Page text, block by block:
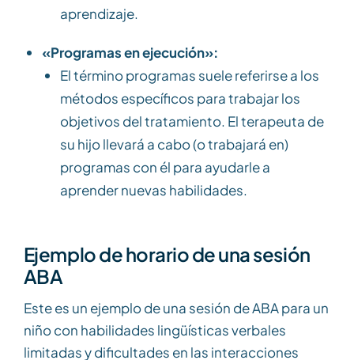
aprendizaje.
«Programas en ejecución»:
El término programas suele referirse a los
métodos específicos para trabajar los
objetivos del tratamiento. El terapeuta de
su hijo llevará a cabo (o trabajará en)
programas con él para ayudarle a
aprender nuevas habilidades.
Ejemplo de horario de una sesión
ABA
Este es un ejemplo de una sesión de ABA para un
niño con habilidades lingüísticas verbales
limitadas y dificultades en las interacciones